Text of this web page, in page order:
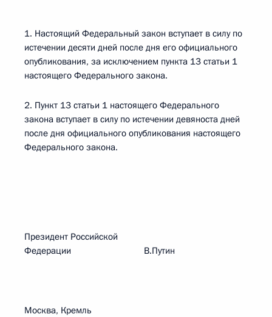
1. Настоящий Федеральный закон вступает в силу по
истечении десяти дней после дня его официального
опубликования, за исключением пункта 13 статьи 1
настоящего Федерального закона.
2. Пункт 13 статьи 1 настоящего Федерального
закона вступает в силу по истечении девяноста дней
после дня официального опубликования настоящего
Федерального закона.
Президент Российской
Федерации В.Путин
Москва, Кремль